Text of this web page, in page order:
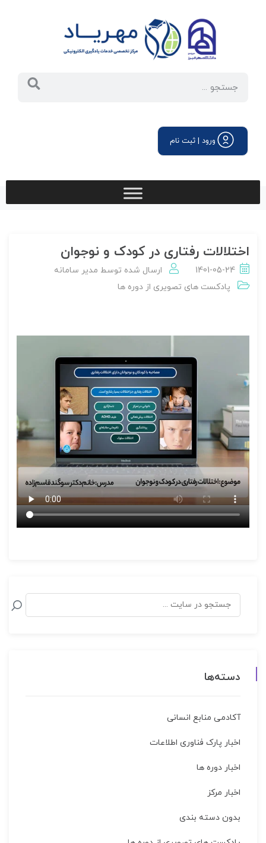
ورود | ثبت نام
اختلالات رفتاری در کودک و نوجوان
1401-05-24 ارسال شده توسط مدير سامانه
پادکست های تصویری از دوره ها
دسته‌ها
آکادمی منابع انسانی
اخبار پارک فناوری اطلاعات
اخبار دوره ها
اخبار مركز
بدون دسته بندی